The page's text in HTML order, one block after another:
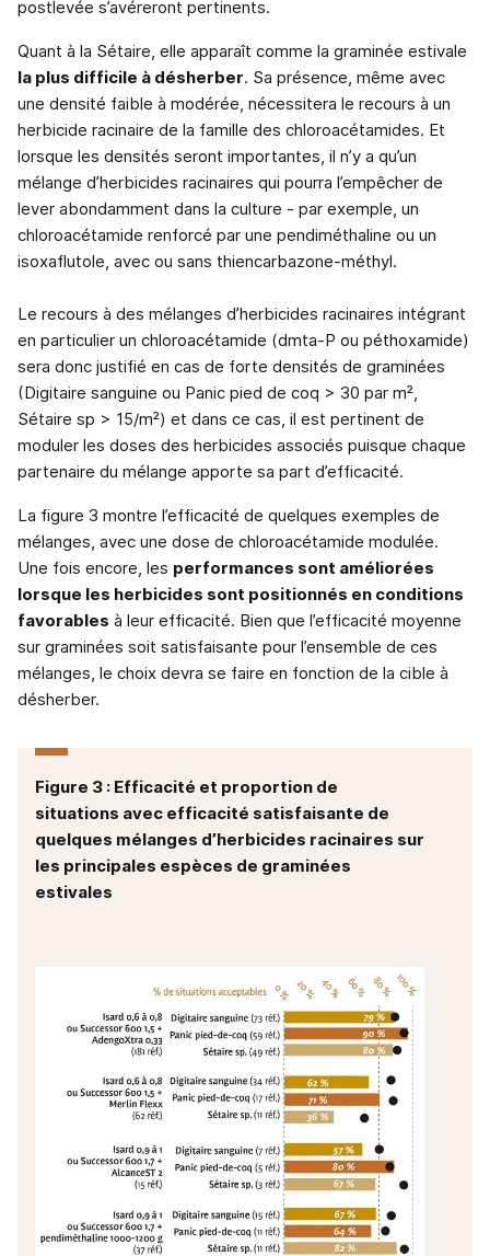
postlevée s’avéreront pertinents.
Quant à la Sétaire, elle apparaît comme la graminée estivale
la plus difficile à désherber. Sa présence, même avec
une densité faible à modérée, nécessitera le recours à un
herbicide racinaire de la famille des chloroacétamides. Et
lorsque les densités seront importantes, il n’y a qu’un
mélange d’herbicides raci­naires qui pourra l’empêcher de
lever abondamment dans la culture - par exemple, un
chloroacéta­mide renforcé par une pendiméthaline ou un
isoxaflutole, avec ou sans thiencar­bazone-méthyl.
Le recours à des mélanges d’herbicides racinaires intégrant
en particulier un chloroacétamide (dmta-P ou péthoxamide)
sera donc justifié en cas de forte densités de graminées
(Digitaire sanguine ou Panic pied de coq > 30 par m²,
Sétaire sp > 15/m²) et dans ce cas, il est pertinent de
moduler les doses des herbicides associés puisque chaque
partenaire du mélange apporte sa part d’efficacité.
La figure 3 montre l’efficacité de quelques exemples de
mélanges, avec une dose de chloroacétamide modulée.
Une fois encore, les performances sont améliorées
lorsque les herbicides sont positionnés en conditions
favorables à leur efficacité. Bien que l’efficacité moyenne
sur graminées soit satisfaisante pour l’ensemble de ces
mélanges, le choix devra se faire en fonction de la cible à
désherber.
Figure 3 : Efficacité et proportion de
situations avec efficacité satisfaisante de
quelques mélanges d’herbicides racinaires sur
les principales espèces de graminées
estivales